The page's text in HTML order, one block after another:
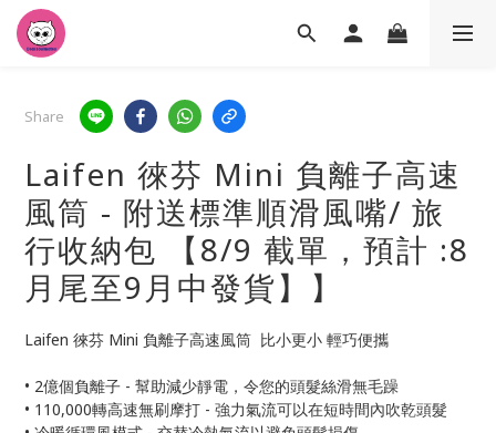
Share
Laifen 徠芬 Mini 負離子高速
風筒 - 附送標準順滑風嘴/ 旅
行收納包 【8/9 截單，預計 :8
月尾至9月中發貨】】
Laifen 徠芬 Mini 負離子高速風筒  比小更小 輕巧便攜
• 2億個負離子 - 幫助減少靜電，令您的頭髮絲滑無毛躁
• 110,000轉高速無刷摩打 - 強力氣流可以在短時間內吹乾頭髮